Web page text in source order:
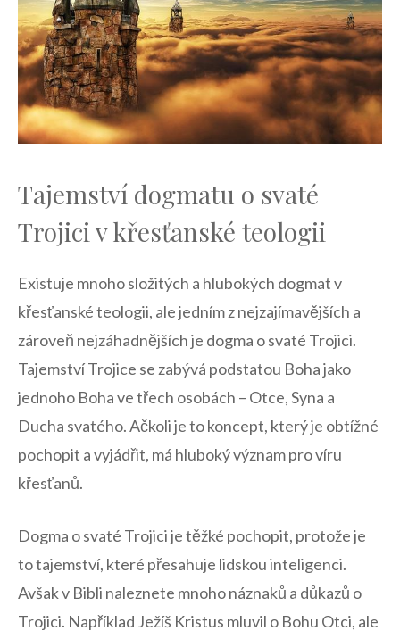
Tajemství dogmatu o svaté⁢
Trojici v křesťanské teologii
Existuje ⁤mnoho ⁢složitých a hlubokých dogmat v
křesťanské teologii,⁢ ale​ jedním z nejzajímavějších a
zároveň nejzáhadnějších je dogma ⁣o svaté Trojici.
Tajemství Trojice se zabývá podstatou Boha ‌jako
jednoho Boha ve třech osobách⁤ – Otce, Syna ⁣a
Ducha svatého. Ačkoli je⁣ to koncept,⁤ který je obtížné
pochopit a vyjádřit, má ​hluboký​ význam pro víru
⁣křesťanů.
Dogma o svaté Trojici je těžké pochopit,⁢ protože​ je
to tajemství, které přesahuje lidskou inteligenci.
Avšak v ⁢Bibli naleznete mnoho ‌náznaků a důkazů o
‍Trojici.⁢ Například Ježíš Kristus mluvil o Bohu Otci, ale